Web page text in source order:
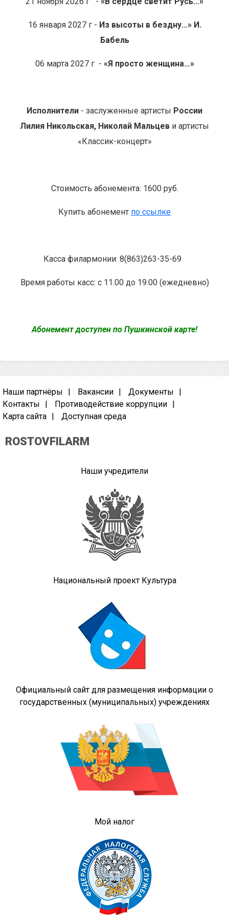
16 января 2027 г - Из высоты в бездну…» И.
Бабель
06 марта 2027 г - «Я просто женщина…»
Исполнители - заслуженные артисты России
Лилия Никольская, Николай Мальцев и артисты
«Классик-концерт»
Стоимость абонемента: 1600 руб.
Купить абонемент по ссылке
Касса филармонии: 8(863)263-35-69
Время работы касс: с 11.00 до 19.00 (ежедневно)
Абонемент доступен по Пушкинской карте!
Наши партнёры Вакансии
Документы
Контакты
Противодействие коррупции
Карта сайта
Доступная среда
ROSTOVFILARM
Наши учредители
Национальный проект Культура
Официальный сайт для размещения информации о
государственных (муниципальных) учреждениях
Мой налог